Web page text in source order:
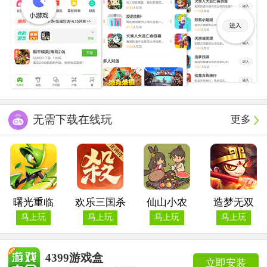
更多
无需下载在线玩
曙光重临
马上玩
欢乐三国杀
马上玩
仙山小农
马上玩
造梦无双
马上玩
立即安装
4399游戏盒